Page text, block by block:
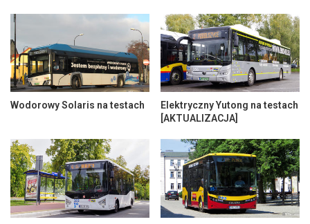
Wodorowy Solaris na testach
Elektryczny Yutong na testach
[AKTUALIZACJA]